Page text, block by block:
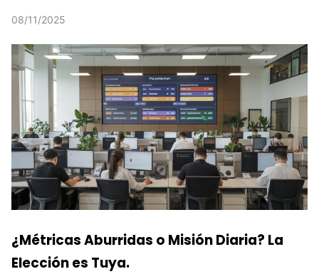
08/11/2025
¿Métricas Aburridas o Misión Diaria? La
Elección es Tuya.